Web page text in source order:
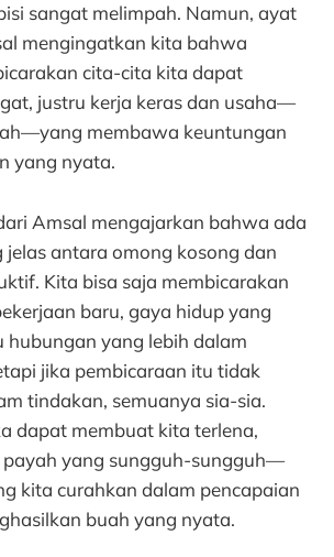
sangat melimpah. Namun, ayat
mengingatkan kita bahwa
cita-cita kita dapat
justru kerja keras dan usaha—
membawa keuntungan
yang nyata.
Amsal mengajarkan bahwa ada
jelas antara omong kosong dan
Kita bisa saja membicarakan
baru, gaya hidup yang
hubungan yang lebih dalam
jika pembicaraan itu tidak
tindakan, semuanya sia-sia.
dapat membuat kita terlena,
payah yang sungguh-sungguh—
kita curahkan dalam pencapaian
buah yang nyata.